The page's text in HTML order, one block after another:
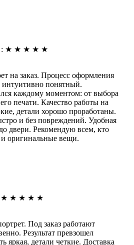
: ★ ★ ★ ★ ★
на заказ. Процесс оформления
интуитивно понятный.
каждому моментом: от выбора
печати. Качество работы на
детали хорошо проработаны.
и без повреждений. Удобная
двери. Рекомендую всем, кто
оригинальные вещи.
★ ★ ★ ★ ★
Под заказ работают
Результат превзошел
яркая, детали четкие. Доставка